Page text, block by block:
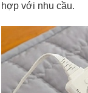
hợp với nhu cầu.